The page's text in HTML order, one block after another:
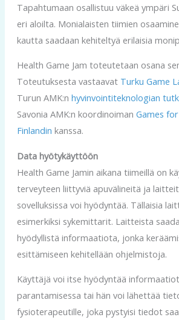
Tapahtumaan osallistuu väkeä ympäri
eri aloilta. Monialaisten tiimien
kautta saadaan kehiteltyä erilaisia
Health Game Jam toteutetaan osana
Toteutuksesta vastaavat Turku Game
Turun AMK:n hyvinvointiteknologian
Savonia AMK:n koordinoiman Games
Finlandin kanssa.
Data hyötykäyttöön
Health Game Jamin aikana tiimeillä on
terveyteen liittyviä apuvälineitä ja
sovelluksissa voi hyödyntää. Tällaisia
esimerkiksi sykemittarit. Laitteista
hyödyllistä informaatiota, jonka
esittämiseen kehitellään ohjelmistoja.
Käyttäjä voi itse hyödyntää
parantamisessa tai hän voi lähettää
fysioterapeutille, joka pystyisi tiedot